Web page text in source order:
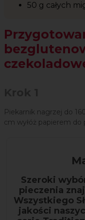
50 g całych
Piekarnik nagrzej do
cm wyłóż papierem do
Szeroki
pieczenia
Wszystkiego
jakości